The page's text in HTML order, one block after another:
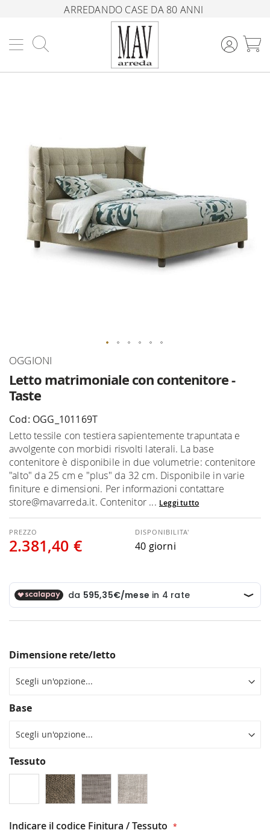
ARREDANDO CASE DA 80 ANNI
Letto matrimoniale con contenitore -
Taste
OGGIONI
Cod: OGG_101169T
Letto tessile con testiera sapientemente trapuntata e
avvolgente con morbidi risvolti laterali. La base
contenitore è disponibile in due volumetrie: contenitore
"alto" da 25 cm e "plus" da 32 cm. Disponibile in varie
finiture e dimensioni. Per informazioni contattare
store@mavarreda.it. Contenitor ... Leggi tutto
2.381,40 €
DISPONIBILITA'
40 giorni
Dimensione rete/letto
Base
Tessuto
Indicare il codice Finitura / Tessuto
immagini
Vai
della
galleria
immagini